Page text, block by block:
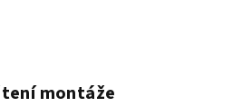
montáže